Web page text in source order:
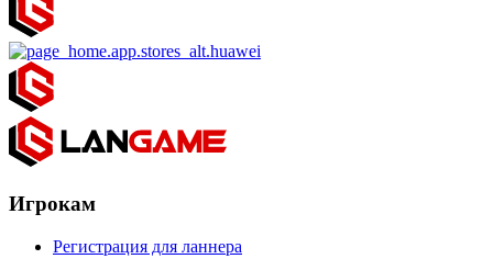
Игрокам
Регистрация для ланнера